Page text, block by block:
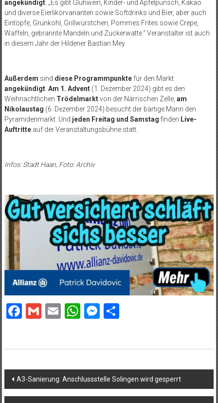
angekündigt: „Es gibt Glühwein, Kinder- und Apfelpunsch, Kakao
und diverse Eierlikörvarianten sowie Softdrinks und Bier, aber auch
Eintöpfe, Grünkohl, Grillwürstchen, Pommes Frites sowie Crepe,
Waffeln, gebrannte Mandeln und Zuckerwatte.“ Veranstalter ist auch
in diesem Jahr der Hildener Bastian Mey.
Außerdem sind diese Programmpunktefür den Markt
angekündigt: Am 1. Advent(1. Dezember 2024) gibt es den
Weihnachtlichen Trödelmarktvon der Närrischen Zelle, am
Nikolaustag (6. Dezember 2024) besucht der bärtige Mann den
Pyramidenmarkt. Und jeden Freitag und Samstag finden Live-
Auftritteauf der Veranstaltungsbühne statt.
Infos: Stadt Haan, Foto: Archiv
Facebook
GmailEmailWhatsApp
Messenger
Beitragsnavigation
A3-Sanierung: Anschlussstelle Solingen wird gesperrt